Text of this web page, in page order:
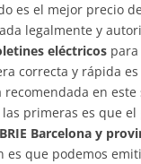
es el mejor precio
legalmente y
eléctricos
correcta y rápida es
recomendada en
primeras es que el
Barcelona y
es que podemos